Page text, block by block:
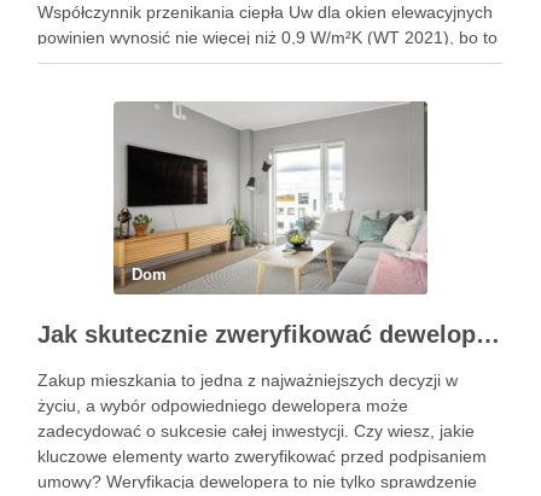
Współczynnik przenikania ciepła Uw dla okien elewacyjnych
powinien wynosić nie więcej niż 0,9 W/m²K (WT 2021), bo to
przekłada się na ograniczanie strat …
Dom
Jak skutecznie zweryfikować dewelopera przed zakupem mieszkania?
Zakup mieszkania to jedna z najważniejszych decyzji w
życiu, a wybór odpowiedniego dewelopera może
zadecydować o sukcesie całej inwestycji. Czy wiesz, jakie
kluczowe elementy warto zweryfikować przed podpisaniem
umowy? Weryfikacja dewelopera to nie tylko sprawdzenie